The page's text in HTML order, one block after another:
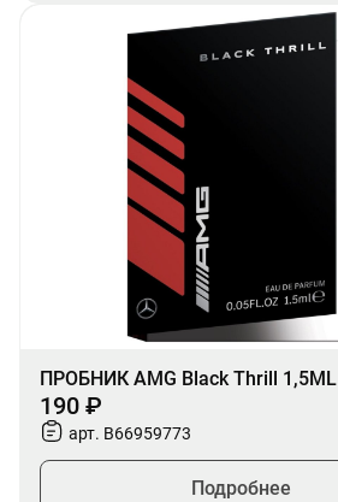
ПРОБНИК AMG Black Thrill 1,5ML
190 ₽
арт. B66959773
Подробнее